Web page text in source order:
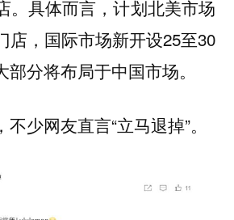
。具体而言，计划北美市场
店，国际市场新开设25至30
分将布局于中国市场。
少网友直言“立马退掉”。